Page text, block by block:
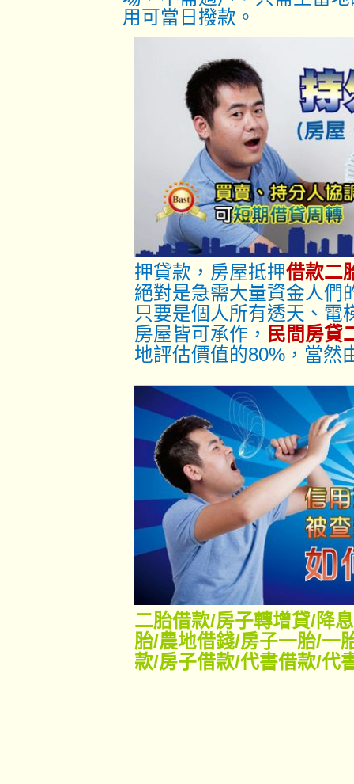
用可當日撥款。
押貸款，房屋抵押借款二
絕對是急需大量資金人們
只要是個人所有透天、電
房屋皆可承作， 民間房貸
地評估價值的80%，當然
二胎借款/房子轉增貸/降
胎/農地借錢/房子一胎/一
款/房子借款/代書借款/代